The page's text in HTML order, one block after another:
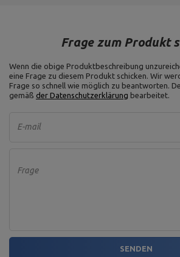
Frage zum Produkt
Wenn die obige Produktbeschreibung
eine Frage zu diesem Produkt schicken. Wir
Frage so schnell wie möglich zu beantworten.
gemäß der Datenschutzerklärung bearbeitet.
E-mail
Frage
SENDEN